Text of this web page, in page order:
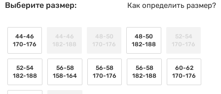
Выберите размер: Как определить размер?
44-46
170-176
44-46
182-188
48-50
170-176
48-50
182-188
52-54
170-176
52-54
182-188
56-58
158-164
56-58
170-176
56-58
182-188
60-62
170-176